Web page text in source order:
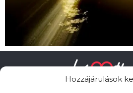
Hozzájárulások